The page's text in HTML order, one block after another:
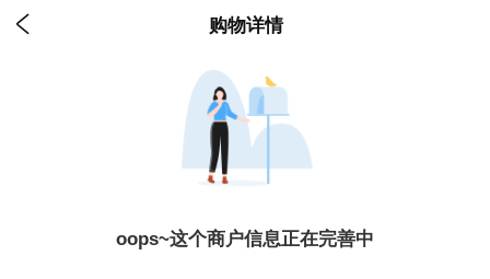
 购物详情
oops~这个商户信息正在完善中